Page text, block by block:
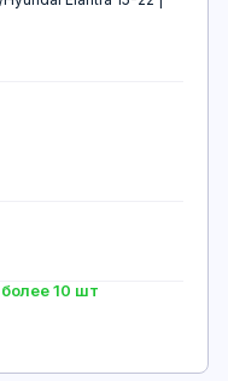
более 10 шт